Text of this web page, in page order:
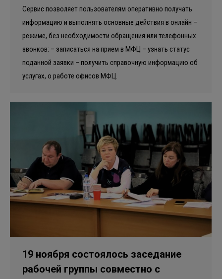
Сервис позволяет пользователям оперативно получать
информацию и выполнять основные действия в онлайн –
режиме, без необходимости обращения или телефонных
звонков: – записаться на прием в МФЦ – узнать статус
поданной заявки – получить справочную информацию об
услугах, о работе офисов МФЦ.
19 ноября состоялось заседание
рабочей группы совместно с